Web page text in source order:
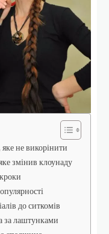
не викорінити
змінив клоунаду
до ситкомів
за лаштунками